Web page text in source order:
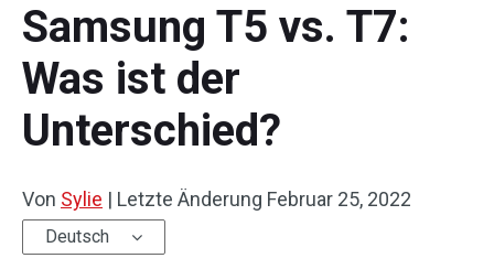
Samsung T5 vs. T7:
Was ist der
Unterschied?
Von Sylie | Letzte Änderung Februar 25, 2022
Deutsch